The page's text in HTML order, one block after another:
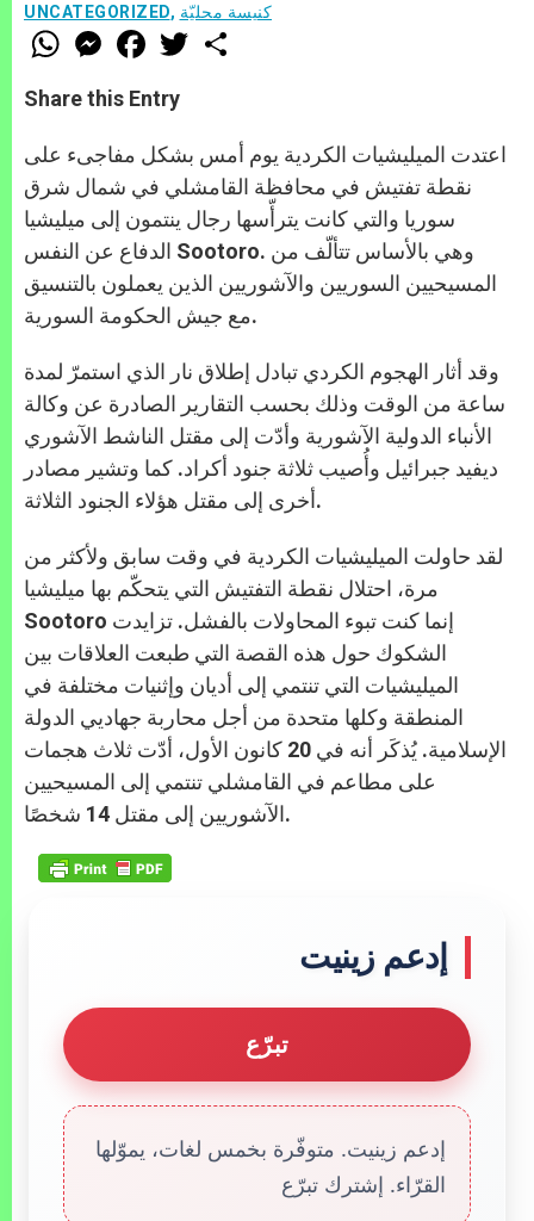
UNCATEGORIZED, كنيسة محليّة
W
h
t
s
p
p
M
e
s
e
g
e
r
F
a
e
b
o
k
w
Share this Entry
اعتدت الميليشيات الكردية يوم أمس بشكل مفاجىء على
نقطة تفتيش في محافظة القامشلي في شمال شرق
سوريا والتي كانت يترأّسها رجال ينتمون إلى ميليشيا
الدفاع عن النفس Sootoro. وهي بالأساس تتألّف من
المسيحيين السوريين والآشوريين الذين يعملون بالتنسيق
مع جيش الحكومة السورية.
وقد أثار الهجوم الكردي تبادل إطلاق نار الذي استمرّ لمدة
ساعة من الوقت وذلك بحسب التقارير الصادرة عن وكالة
الأنباء الدولية الآشورية وأدّت إلى مقتل الناشط الآشوري
ديفيد جبرائيل وأُصيب ثلاثة جنود أكراد. كما وتشير مصادر
أخرى إلى مقتل هؤلاء الجنود الثلاثة.
لقد حاولت الميليشيات الكردية في وقت سابق ولأكثر من
مرة، احتلال نقطة التفتيش التي يتحكّم بها ميليشيا
Sootoro إنما كنت تبوء المحاولات بالفشل. تزايدت
الشكوك حول هذه القصة التي طبعت العلاقات بين
الميليشيات التي تنتمي إلى أديان وإثنيات مختلفة في
المنطقة وكلها متحدة من أجل محاربة جهاديي الدولة
الإسلامية. يُذكَر أنه في 20 كانون الأول، أدّت ثلاث هجمات
على مطاعم في القامشلي تنتمي إلى المسيحيين
الآشوريين إلى مقتل 14 شخصًا.
إدعم زينيت
تبرّع
إدعم زينيت. متوفّرة بخمس لغات، يموّلها
القرّاء. إشترك تبرّع